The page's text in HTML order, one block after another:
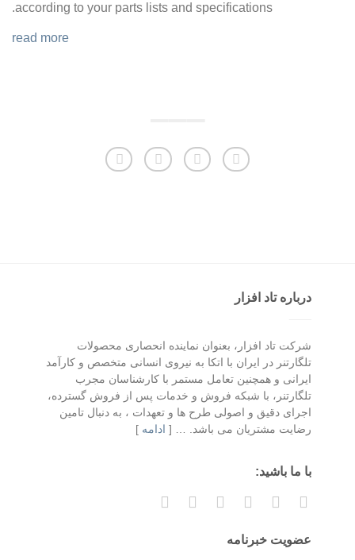
according to your parts lists and specifications.
read more
درباره تاد افزار
شرکت تاد افزار، بعنوان نماینده انحصاری محصولات
تلگارتنر در ایران با اتکا به نیروی انسانی متخصص و کارآمد
ایرانی و همچنین تعامل مستمر با کارشناسان مجرب
تلگارتنر، با شبکه فروش و خدمات پس از فروش گسترده،
اجرای دقیق و اصولی طرح ها و تعهدات ، به دنبال تامین
رضایت مشتریان می باشد. … [ ادامه ]
با ما باشید:
عضویت خبرنامه